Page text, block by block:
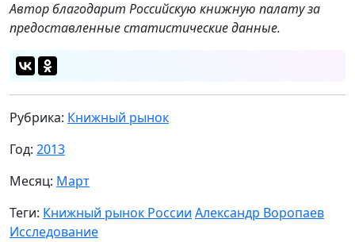
Автор благодарит Российскую книжную палату за
предоставленные статистические данные.
Рубрика: Книжный рынок
Год: 2013
Месяц: Март
Теги: Книжный рынок России Александр Воропаев
Исследование